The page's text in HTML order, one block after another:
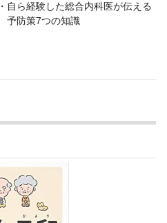
自ら経験した総合内科医が伝える
予防策7つの知識